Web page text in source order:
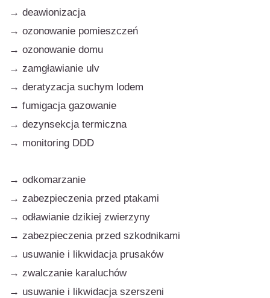
→ deawionizacja
→ ozonowanie pomieszczeń
→ ozonowanie domu
→ zamgławianie ulv
→ deratyzacja suchym lodem
→ fumigacja gazowanie
→ dezynsekcja termiczna
→ monitoring DDD
→ odkomarzanie
→ zabezpieczenia przed ptakami
→ odławianie dzikiej zwierzyny
→ zabezpieczenia przed szkodnikami
→ usuwanie i likwidacja prusaków
→ zwalczanie karaluchów
→ usuwanie i likwidacja szerszeni